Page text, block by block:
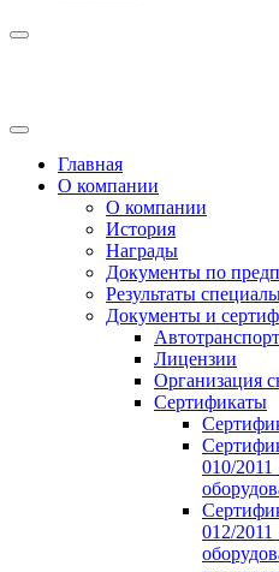
Главная
О компании
О компании
История
Награды
Документы по
Результаты
Документы и
Автотранспорт
Лицензии
Организация
Cертификаты
010/
012/2011